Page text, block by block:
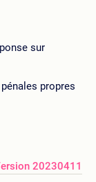
sur
propres
20230411